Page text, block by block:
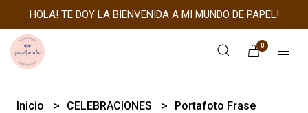
HOLA! TE DOY LA BIENVENIDA A MI MUNDO DE PAPEL!
0
Inicio CELEBRACIONES Portafoto Frase